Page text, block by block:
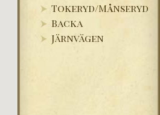
Tokeryd/Månseryd
Backa
Järnvägen